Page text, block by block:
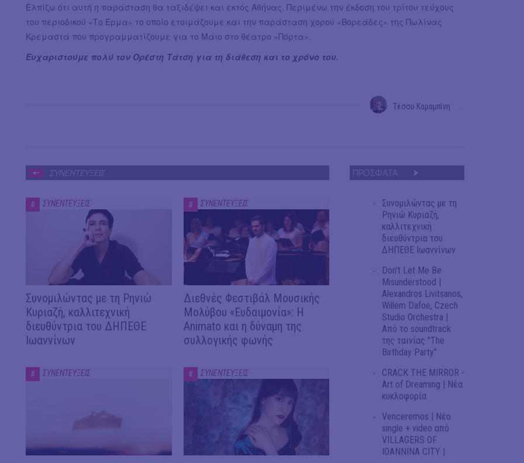
Ελπίζω ότι αυτή η παράσταση θα ταξιδέψει και εκτός Αθήνας. Περιμένω την έκδοση του τρίτου τεύχους
του περιοδικού «Το Έρμα» το οποίο ετοιμάζουμε και την παράσταση χορού «Βορεάδες» της Πωλίνας
Κρεμαστά που προγραμματίζουμε για το Μάιο στο θέατρο «Πόρτα».
Ευχαριστούμε πολύ τον Ορέστη Τάτση για τη διάθεση και το χρόνο του.
Τέσσυ Καραμπίνη
ΣΥΝΕΝΤΕΥΞΕΙΣ
# ΣΥΝΕΝΤΕΥΞΕΙΣ
Συνομιλώντας με τη Ρηνιώ
Κυριαζή, καλλιτεχνική
διευθύντρια του ΔΗΠΕΘΕ
Ιωαννίνων
# ΣΥΝΕΝΤΕΥΞΕΙΣ
Διεθνές Φεστιβάλ Μουσικής
Μολύβου «Ευδαιμονία»: Η
Animato και η δύναμη της
συλλογικής φωνής
# ΣΥΝΕΝΤΕΥΞΕΙΣ # ΣΥΝΕΝΤΕΥΞΕΙΣ
ΠΡΟΣΦΑΤΑ
Συνομιλώντας με τη
Ρηνιώ Κυριαζή,
καλλιτεχνική
διευθύντρια του
ΔΗΠΕΘΕ Ιωαννίνων
Don't Let Me Be
Misunderstood |
Alexandros Livitsanos,
Willem Dafoe, Czech
Studio Orchestra |
Από το soundtrack
της ταινίας "The
Birthday Party"
CRACK THE MIRROR -
Art of Dreaming | Νέα
κυκλοφορία
Venceremos | Νέο
single + video από
VILLAGERS OF
IOANNINA CITY |